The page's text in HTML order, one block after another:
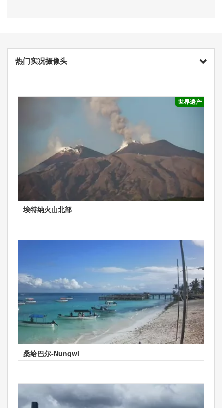
热门实况摄像头
世界遗产
埃特纳火山北部
桑给巴尔-Nungwi